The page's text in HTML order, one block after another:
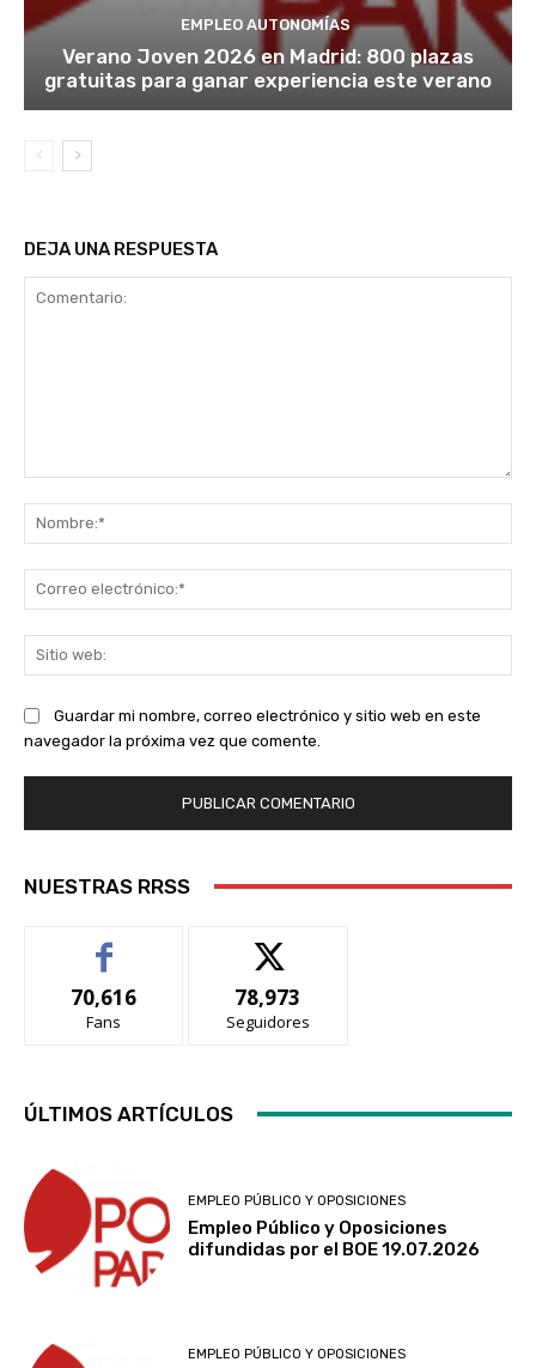
EMPLEO AUTONOMÍAS
Verano Joven 2026 en Madrid: 800 plazas
gratuitas para ganar experiencia este verano
DEJA UNA RESPUESTA
Guardar mi nombre, correo electrónico y sitio web en este
navegador la próxima vez que comente.
NUESTRAS RRSS
70,616
Fans
78,973
Seguidores
ÚLTIMOS ARTÍCULOS
EMPLEO PÚBLICO Y OPOSICIONES
Empleo Público y Oposiciones
difundidas por el BOE 19.07.2026
EMPLEO PÚBLICO Y OPOSICIONES